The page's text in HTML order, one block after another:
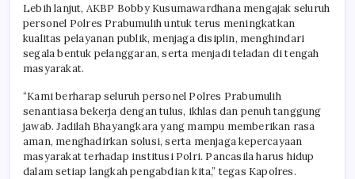
Lebih lanjut, AKBP Bobby Kusumawardhana mengajak seluruh
personel Polres Prabumulih untuk terus meningkatkan
kualitas pelayanan publik, menjaga disiplin, menghindari
segala bentuk pelanggaran, serta menjadi teladan di tengah
masyarakat.
“Kami berharap seluruh personel Polres Prabumulih
senantiasa bekerja dengan tulus, ikhlas dan penuh tanggung
jawab. Jadilah Bhayangkara yang mampu memberikan rasa
aman, menghadirkan solusi, serta menjaga kepercayaan
masyarakat terhadap institusi Polri. Pancasila harus hidup
dalam setiap langkah pengabdian kita,” tegas Kapolres.